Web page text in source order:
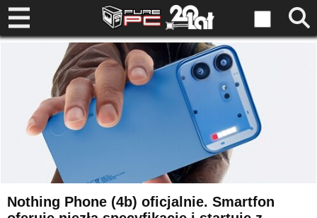
Nothing Phone (4b) oficjalnie. Smartfon